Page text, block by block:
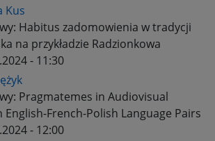
Kus
Habitus zadomowienia w tradycji
na przykładzie Radzionkowa
- 11:30
Pragmatemes in Audiovisual
French-Polish Language Pairs
- 12:00